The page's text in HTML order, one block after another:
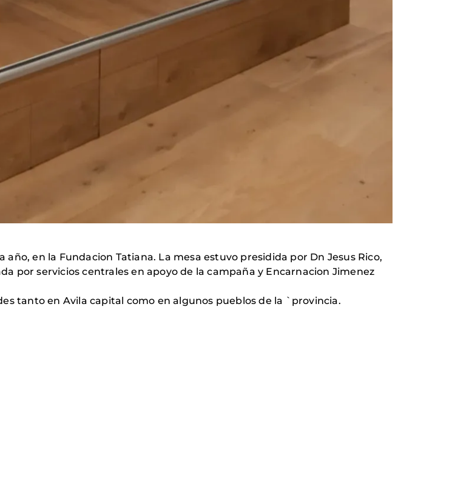
en la Fundacion Tatiana. La mesa estuvo presidida por Dn Jesus Rico,
por servicios centrales en apoyo de la campaña y Encarnacion Jimenez
tanto en Avila capital como en algunos pueblos de la `provincia.